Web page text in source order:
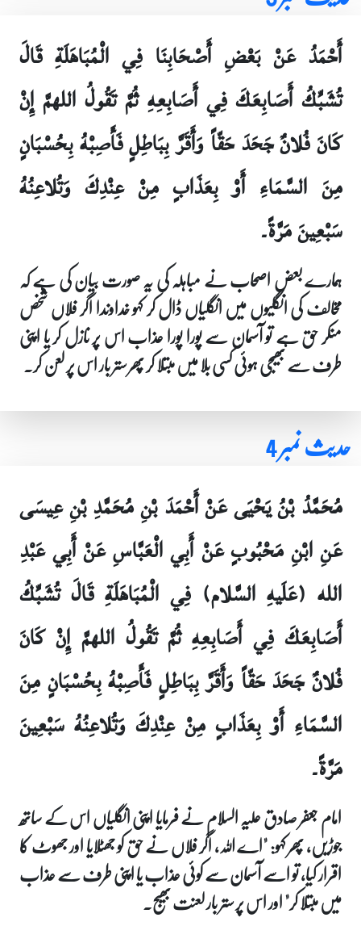
أَحْمَدُ عَنْ بَعْضِ أَصْحَابِنَا فِي الْمُبَاهَلَةِ قَالَ
تُشَبِّكُ أَصَابِعَكَ فِي أَصَابِعِهِ ثُمَّ تَقُولُ اللهمَّ إِنْ
كَانَ فُلانٌ جَحَدَ حَقّاً وَأَقَرَّ بِبَاطِلٍ فَأَصِبْهُ بِحُسْبَانٍ
مِنَ السَّمَاءِ أَوْ بِعَذَابٍ مِنْ عِنْدِكَ وَتُلاعِنُهُ
سَبْعِينَ مَرَّةً۔
ہمارے بعض اصحاب نے مباہلہ کی یہ صورت بیان کی ہے کہ
مخالف کی انگلیوں میں انگلیاں ڈال کر کہو خداوندا اگر فلاں شخص
منکر حق ہے تو آسمان سے پورا پورا عذاب اس پر نازل کر یا اپنی
طرف سے بھیجی ہوئی کسی بلا میں مبتلا کر پھر ستر بار اس پر لعن کر۔
حدیث نمبر 4
مُحَمَّدُ بْنُ يَحْيَى عَنْ أَحْمَدَ بْنِ مُحَمَّدِ بْنِ عِيسَى
عَنِ ابْنِ مَحْبُوبٍ عَنْ أَبِي الْعَبَّاسِ عَنْ أَبِي عَبْدِ
الله (عَلَيهِ السَّلام) فِي الْمُبَاهَلَةِ قَالَ تُشَبِّكُ
أَصَابِعَكَ فِي أَصَابِعِهِ ثُمَّ تَقُولُ اللهمَّ إِنْ كَانَ
فُلانٌ جَحَدَ حَقّاً وَأَقَرَّ بِبَاطِلٍ فَأَصِبْهُ بِحُسْبَانٍ مِنَ
السَّمَاءِ أَوْ بِعَذَابٍ مِنْ عِنْدِكَ وَتُلاعِنُهُ سَبْعِينَ
مَرَّةً۔
امام جعفر صادق علیہ السلام نے فرمایا اپنی انگلیاں اس کے ساتھ
جوڑیں، پھر کہو: "اے اللہ، اگر فلاں نے حق کو جھٹلایا اور جھوٹ کا
اقرار کیا، تو اسے آسمان سے کوئی عذاب یا اپنی طرف سے عذاب
میں مبتلا کر" اور اس پر ستر بار لعنت بھیج۔